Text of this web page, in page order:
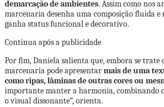
demarcação de ambientes. Assim como nos
marcenaria desenha uma composição fluida
ganha status funcional e decorativo.
Continua após a publicidade
Por fim, Daniela salienta que, embora se
marcenaria pode apresentarmais de uma
como ripas, lâminas de outras cores ou
importante manter a harmonia, combinando
o visual dissonante”, orienta.